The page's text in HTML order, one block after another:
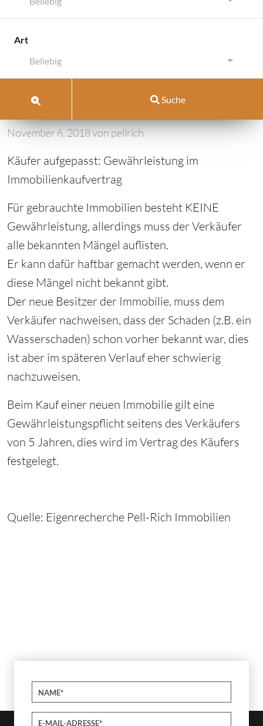
Art
Beliebig
Suche
Gibt es eine Gewährleistung beim Kauf
Gibt es eine
Gewährleistung beim Kauf
einer Immobilie?
November 6, 2018vonpellrich
Käufer aufgepasst: Gewährleistung im
Immobilienkaufvertrag
Für gebrauchte Immobilien besteht KEINE
Gewährleistung, allerdings muss der Verkäufer
alle bekannten Mängel auflisten.
Er kann dafür haftbar gemacht werden, wenn er
diese Mängel nicht bekannt gibt.
Der neue Besitzer der Immobilie, muss dem
Verkäufer nachweisen, dass der Schaden (z.B. ein
Wasserschaden) schon vorher bekannt war, dies
ist aber im späteren Verlauf eher schwierig
nachzuweisen.
Beim Kauf einer neuen Immobilie gilt eine
Gewährleistungspflicht seitens des Verkäufers
von 5 Jahren, dies wird im Vertrag des Käufers
festgelegt.
Quelle: Eigenrecherche Pell-Rich Immobilien